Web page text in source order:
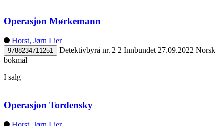
Operasjon Mørkemann
Horst, Jørn Lier
9788234711251 Detektivbyrå nr. 2 2 Innbundet 27.09.2022 Norsk
bokmål
I salg
Operasjon Tordensky
Horst, Jørn Lier